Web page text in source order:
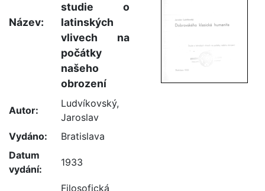
Název:
studie o
latinských
vlivech na
počátky
našeho
obrození
Autor:
Ludvíkovský,
Jaroslav
Vydáno:
Bratislava
Datum
vydání:
1933
Filosofická